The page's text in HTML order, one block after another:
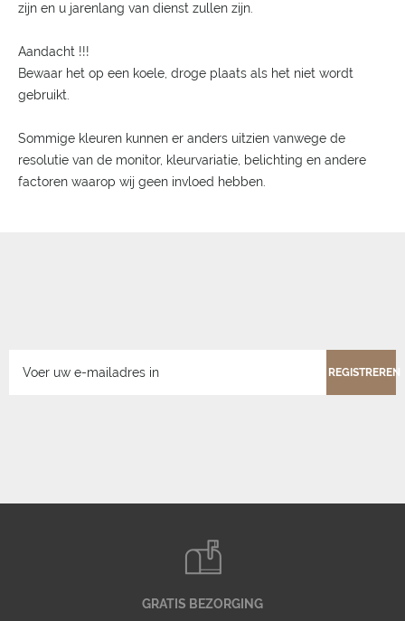
zijn en u jarenlang van dienst zullen zijn.
Aandacht !!!
Bewaar het op een koele, droge plaats als het niet wordt
gebruikt.
Sommige kleuren kunnen er anders uitzien vanwege de
resolutie van de monitor, kleurvariatie, belichting en andere
factoren waarop wij geen invloed hebben.
REGISTREREN
GRATIS BEZORGING